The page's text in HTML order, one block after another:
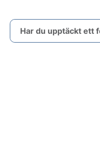
Har du upptäckt ett